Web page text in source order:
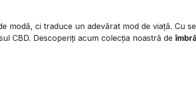
modă, ci traduce un adevărat mod de viață. Cu
CBD. Descoperiți acum colecția noastră de